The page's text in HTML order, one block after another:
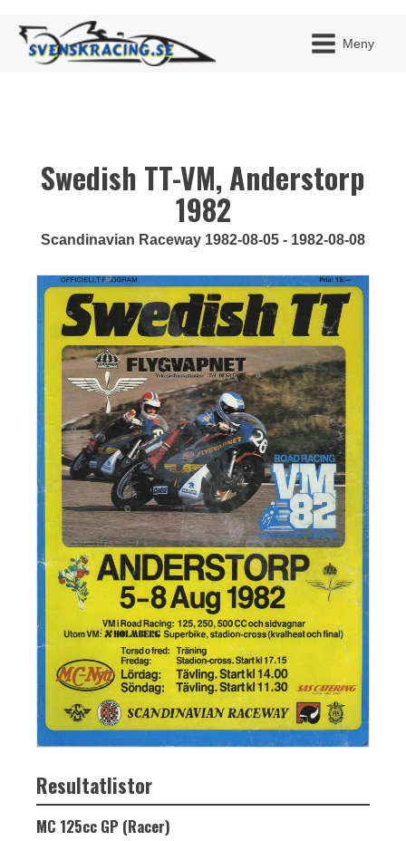
Meny
BLI
Swedish TT-VM, Anderstorp
1982
Scandinavian Raceway 1982-08-05 - 1982-08-08
Resultatlistor
MC 125cc GP (Racer)